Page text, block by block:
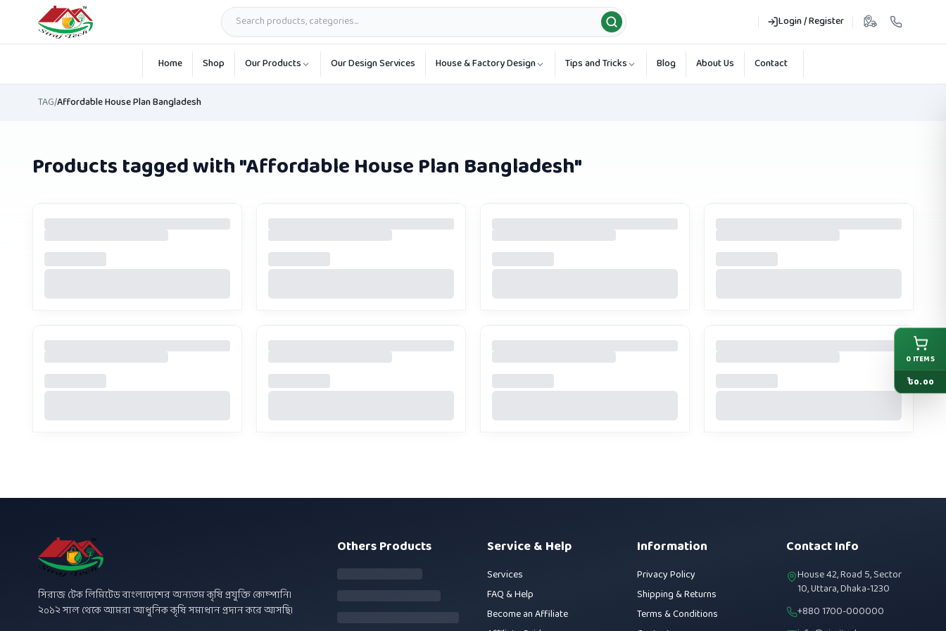
Login / Register
Skip to main content
Home Shop Our Products Our Design Services House & Factory Design Tips and Tricks Blog About Us Contact
TAG/Affordable House Plan Bangladesh
Products tagged with "Affordable House Plan Bangladesh"
সিরাজ টেক লিমিটেড বাংলাদেশের অন্যতম কৃষি প্রযুক্তি কোম্পানি।
২০১২ সাল থেকে আমরা আধুনিক কৃষি সমাধান প্রদান করে আসছি।
Others Products Service & Help
Services
FAQ & Help
Become an Affiliate
Information
Privacy Policy
Shipping & Returns
Terms & Conditions
Contact Info
House 42, Road 5, Sector
10, Uttara, Dhaka-1230
+880 1700-000000
0 ITEMS
৳0.00